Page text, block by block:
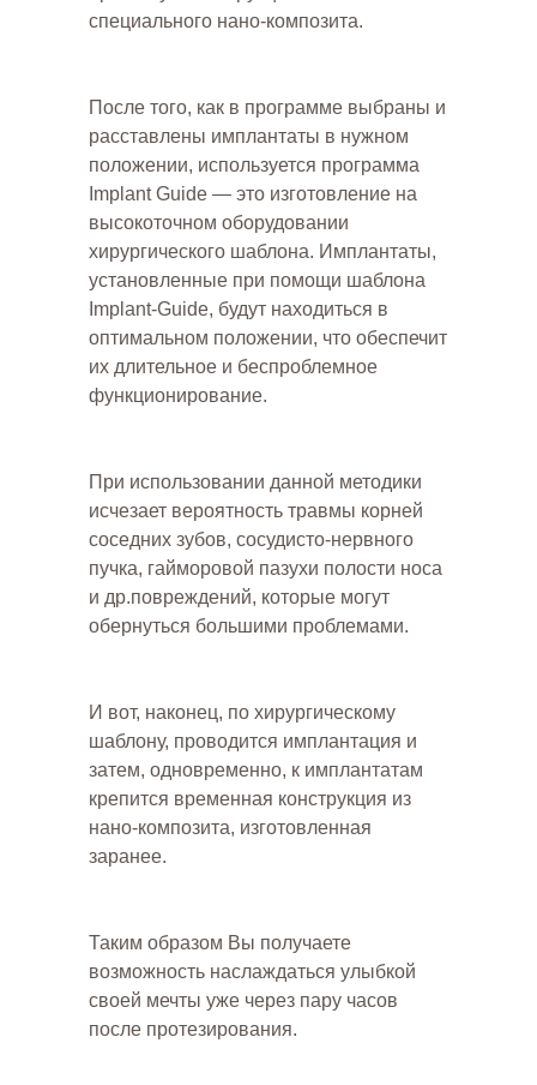
специального нано-композита.
После того, как в программе выбраны и
расставлены имплантаты в нужном
положении, используется программа
Implant Guide — это изготовление на
высокоточном оборудовании
хирургического шаблона. Имплантаты,
установленные при помощи шаблона
Implant-Guide, будут находиться в
оптимальном положении, что обеспечит
их длительное и беспроблемное
функционирование.
При использовании данной методики
исчезает вероятность травмы корней
соседних зубов, сосудисто-нервного
пучка, гайморовой пазухи полости носа
и др.повреждений, которые могут
обернуться большими проблемами.
И вот, наконец, по хирургическому
шаблону, проводится имплантация и
затем, одновременно, к имплантатам
крепится временная конструкция из
нано-композита, изготовленная
заранее.
Таким образом Вы получаете
возможность наслаждаться улыбкой
своей мечты уже через пару часов
после протезирования.